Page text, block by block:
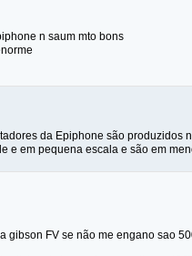
n saum mto bons
da Epiphone são produzidos
e em pequena escala e são em
gibson FV se não me engano sao